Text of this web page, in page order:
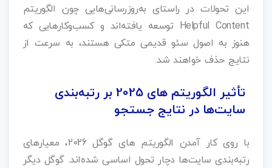
این تحولات در راستای به‌روزرسانی‌هایی چون الگوریتم
Helpful Content توسعه یافته‌اند و کسب‌وکارهایی که
هنوز به اصول سئو قدیمی متکی هستند، به سرعت از
نتایج حذف خواهند شد.
تأثیر الگوریتم‌ های 2025 بر رتبه‌بندی
سایت‌ها در نتایج جستجو
با روی کار آمدن الگوریتم‌ های گوگل 2026، معیارهای
رتبه‌بندی سایت‌ها دچار تحول اساسی شده‌اند. گوگل دیگر